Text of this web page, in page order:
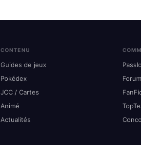
CONTENU
Guides de jeux
Pokédex
JCC / Cartes
Animé
Actualités